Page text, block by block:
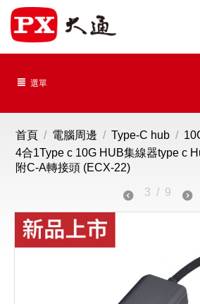
選單
首頁 / 電腦周邊 / Type-C hub /
4合1Type c 10G HUB集線器type c
附C-A轉接頭 (ECX-22)
3 / 9